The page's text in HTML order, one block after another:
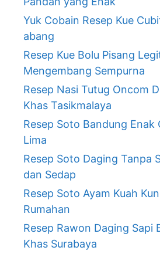
Yuk Cobain Resep Kue
abang
Resep Kue Bolu Pisang
Mengembang Sempurna
Resep Nasi Tutug Oncom
Khas Tasikmalaya
Resep Soto Bandung Enak
Lima
Resep Soto Daging Tanpa
dan Sedap
Resep Soto Ayam Kuah
Rumahan
Resep Rawon Daging Sapi
Khas Surabaya